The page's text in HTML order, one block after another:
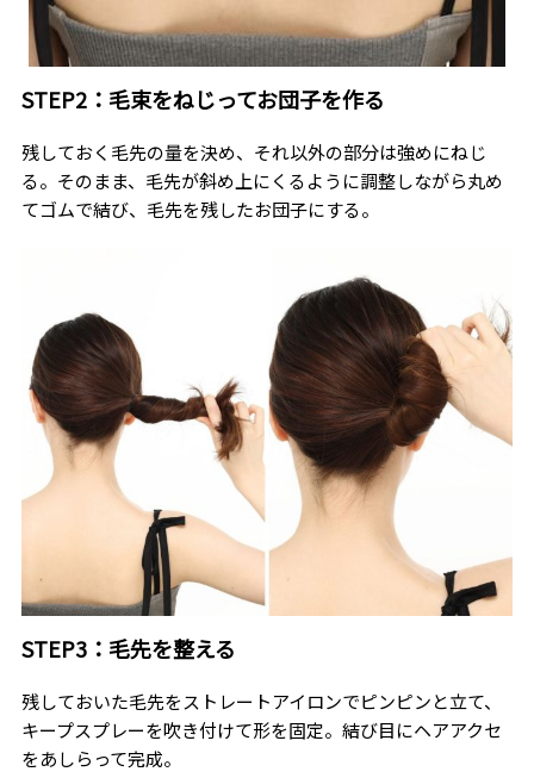
STEP2：毛束をねじってお団子を作る
残しておく毛先の量を決め、それ以外の部分は強めにねじ
る。そのまま、毛先が斜め上にくるように調整しながら丸め
てゴムで結び、毛先を残したお団子にする。
STEP3：毛先を整える
残しておいた毛先をストレートアイロンでピンピンと立て、
キープスプレーを吹き付けて形を固定。結び目にヘアアクセ
をあしらって完成。